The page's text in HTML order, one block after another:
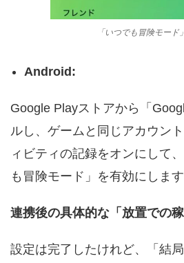
「いつでも冒険モード
Android:
Google Playストアから「
ルし、ゲームと同じアカウン
ィビティの記録をオンにして
も冒険モード」を有効にします
連携後の具体的な「放置での稼
設定は完了したけれど、「結